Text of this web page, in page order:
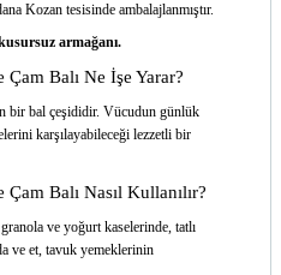
Kozan tesisinde ambalajlanmıştır.
kusursuz armağanı.
Balı Ne İşe Yarar?
bir bal çeşididir. Vücudun günlük
karşılayabileceği lezzetli bir
Balı Nasıl Kullanılır?
ve yoğurt kaselerinde, tatlı
ve et, tavuk yemeklerinin